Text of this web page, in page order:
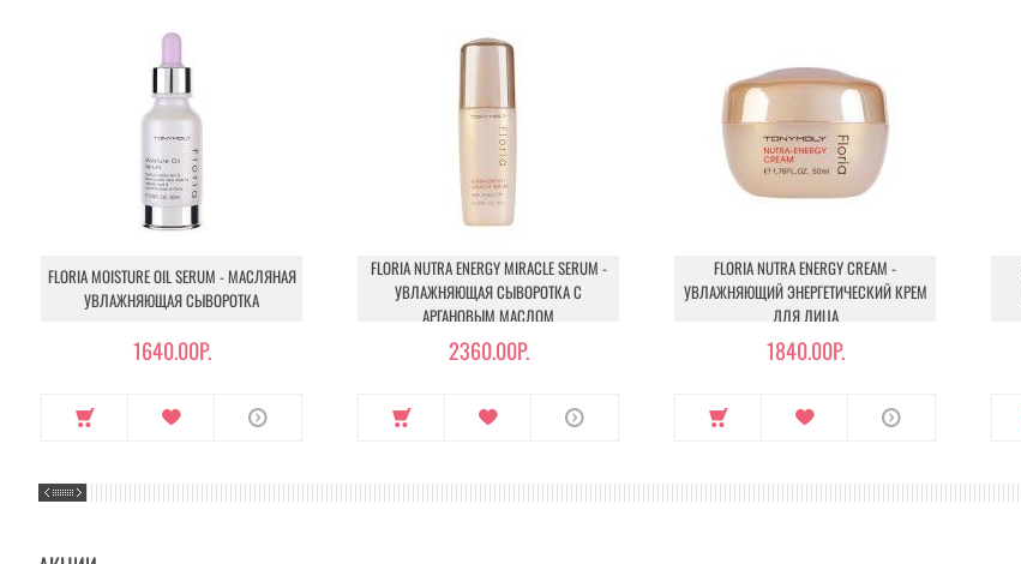
FLORIA MOISTURE OIL SERUM - МАСЛЯНАЯ
УВЛАЖНЯЮЩАЯ СЫВОРОТКА
1640.00Р.
FLORIA NUTRA ENERGY MIRACLE SERUM -
УВЛАЖНЯЮЩАЯ СЫВОРОТКА С
АРГАНОВЫМ МАСЛОМ
2360.00Р.
FLORIA NUTRA ENERGY CREAM -
УВЛАЖНЯЮЩИЙ ЭНЕРГЕТИЧЕСКИЙ КРЕМ
ДЛЯ ЛИЦА
1840.00Р.